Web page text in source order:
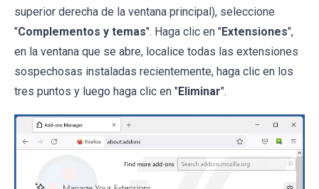
superior derecha de la ventana principal), seleccione
"Complementos y temas". Haga clic en "Extensiones",
en la ventana que se abre, localice todas las extensiones
sospechosas instaladas recientemente, haga clic en los
tres puntos y luego haga clic en "Eliminar".